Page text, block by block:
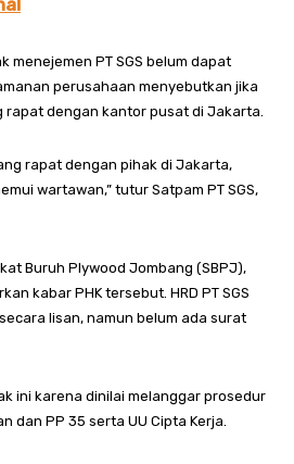
menejemen PT SGS belum dapat
perusahaan menyebutkan jika
rapat dengan kantor pusat di Jakarta.
rapat dengan pihak di Jakarta,
wartawan,” tutur Satpam PT SGS,
Buruh Plywood Jombang (SBPJ),
kabar PHK tersebut. HRD PT SGS
lisan, namun belum ada surat
ini karena dinilai melanggar prosedur
dan PP 35 serta UU Cipta Kerja.